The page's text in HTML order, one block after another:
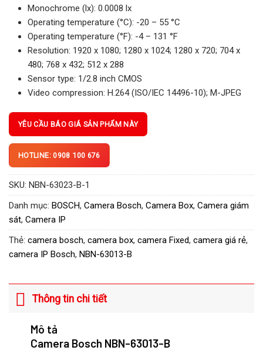
Monochrome (lx): 0.0008 lx
Operating temperature (°C): -20 – 55 °C
Operating temperature (°F): -4 – 131 °F
Resolution: 1920 x 1080; 1280 x 1024; 1280 x 720; 704 x
480; 768 x 432; 512 x 288
Sensor type: 1/2.8 inch CMOS
Video compression: H.264 (ISO/IEC 14496-10); M-JPEG
YÊU CẦU BÁO GIÁ SẢN PHẨM NÀY
HOTLINE: 0908 100 676
SKU: NBN-63023-B-1
Danh mục: BOSCH, Camera Bosch, Camera Box, Camera giám
sát, Camera IP
Thẻ: camera bosch, camera box, camera Fixed, camera giá rẻ,
camera IP Bosch, NBN-63013-B
Thông tin chi tiết
Mô tả
Camera Bosch NBN-63013-B